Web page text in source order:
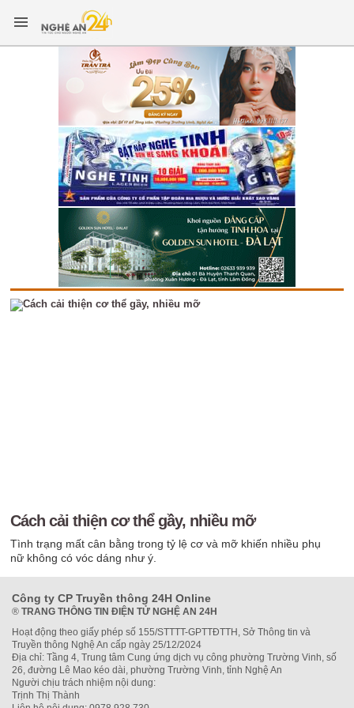
Cách cải thiện cơ thể gầy, nhiều mỡ
Tình trạng mất cân bằng trong tỷ lệ cơ và mỡ khiến nhiều phụ
nữ không có vóc dáng như ý.
Công ty CP Truyền thông 24H Online
® TRANG THÔNG TIN ĐIỆN TỬ NGHỆ AN 24H
Hoạt động theo giấy phép số 155/STTTT-GPTTĐTTH, Sở Thông tin và
Truyền thông Nghệ An cấp ngày 25/12/2024
Địa chỉ: Tầng 4, Trung tâm Cung ứng dịch vụ công phường Trường Vinh, số
26, đường Lê Mao kéo dài, phường Trường Vinh, tỉnh Nghệ An
Người chịu trách nhiệm nội dung:
Trịnh Thị Thành